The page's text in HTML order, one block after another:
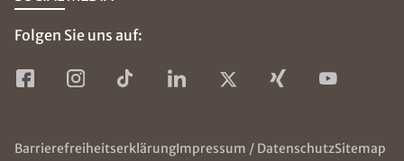
Folgen Sie uns auf:
BarrierefreiheitserklärungImpressum / DatenschutzSitemap